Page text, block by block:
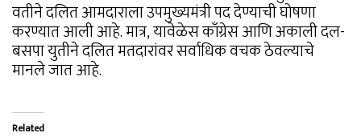
वतीने दलित आमदाराला उपमुख्यमंत्री पद देण्याची घोषणा
करण्यात आली आहे. मात्र, यावेळेस काँग्रेस आणि अकाली दल-
बसपा युतीने दलित मतदारांवर सर्वाधिक वचक ठेवल्याचे
मानले जात आहे.
Related